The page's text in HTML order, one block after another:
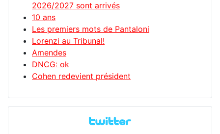
2026/2027 sont arrivés
10 ans
Les premiers mots de Pantaloni
Lorenzi au Tribunal!
Amendes
DNCG: ok
Cohen redevient président